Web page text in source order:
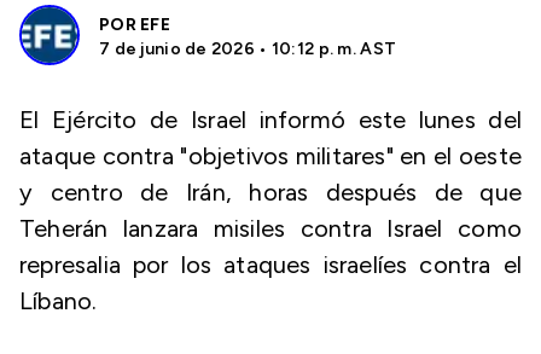
POR EFE
7 de junio de 2026 • 10:12 p. m. AST
El Ejército de Israel informó este lunes del
ataque contra "objetivos militares" en el oeste
y centro de Irán, horas después de que
Teherán lanzara misiles contra Israel como
represalia por los ataques israelíes contra el
Líbano.